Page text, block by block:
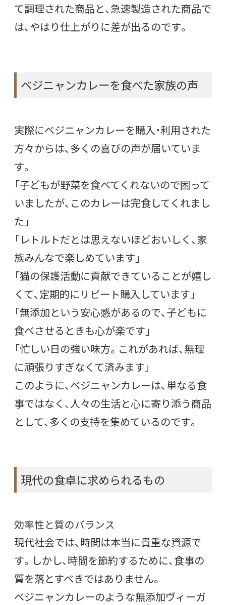
て調理された商品と、急速製造された商品で
は、やはり仕上がりに差が出るのです。
ベジニャンカレーを食べた家族の声
実際にベジニャンカレーを購入・利用された
方々からは、多くの喜びの声が届いていま
す。
「子どもが野菜を食べてくれないので困って
いましたが、このカレーは完食してくれまし
た」
「レトルトだとは思えないほどおいしく、家
族みんなで楽しめています」
「猫の保護活動に貢献できていることが嬉し
くて、定期的にリピート購入しています」
「無添加という安心感があるので、子どもに
食べさせるときも心が楽です」
「忙しい日の強い味方。これがあれば、無理
に頑張りすぎなくて済みます」
このように、ベジニャンカレーは、単なる食
事ではなく、人々の生活と心に寄り添う商品
として、多くの支持を集めているのです。
現代の食卓に求められるもの
効率性と質のバランス
現代社会では、時間は本当に貴重な資源で
す。しかし、時間を節約するために、食事の
質を落とすべきではありません。
ベジニャンカレーのような無添加ヴィーガ